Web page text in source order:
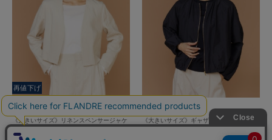
再値下げ
INED L
《大きいサイズ》リネンスペンサージャケ
ット《PONTETORTO》
￥22,000(税込)
INED L
《大きいサイズ》ギャザーブルゾン
￥17,050(税込)